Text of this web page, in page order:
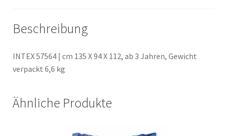
Beschreibung
INTEX 57564 | cm 135 X 94 X 112, ab 3 Jahren, Gewicht
verpackt 6,6 kg
Ähnliche Produkte